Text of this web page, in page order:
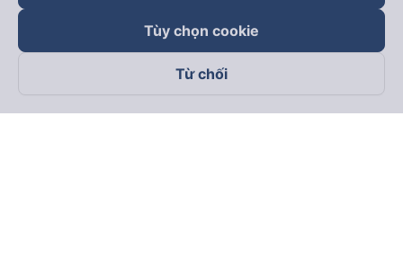
Theo dõi chúng tôi trên
Tùy chọn cookie
Từ chối